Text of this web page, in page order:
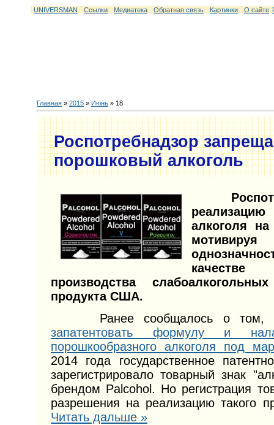
UNIVERSMAN Ссылки Медиатека Обратная связь Картинки О сайте
Главная » 2015 » Июнь » 18
Роспотребнадзор
порошковый алкоголь
алкоголя
производства
продукта США.
Ранее сообщалось о том,
запатентовать формулу и
порошкообразного алкоголя под
2014 года государственное
зарегистрировало товарный знак
брендом Palcohol. Но регистрация
разрешения на реализацию такого
Читать дальше »